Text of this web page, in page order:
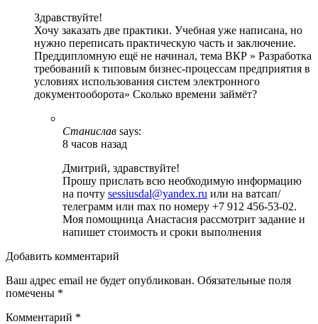
Здравствуйте!
Хочу заказать две практики. Учебная уже написана, но
нужно переписать практическую часть и заключение.
Преддипломную ещё не начинал, тема ВКР » Разработка
требований к типовым бизнес-процессам предприятия в
условиях использования систем электронного
документооборота» Сколько времени займёт?
Станислав says:
8 часов назад
Дмитрий, здравствуйте!
Прошу прислать всю необходимую информацию
на почту sessiusdal@yandex.ru или на ватсап/
телеграмм или max по номеру +7 912 456-53-02.
Моя помощница Анастасия рассмотрит задание и
напишет стоимость и сроки выполнения
Добавить комментарий
Ваш адрес email не будет опубликован. Обязательные поля
помечены *
Комментарий *